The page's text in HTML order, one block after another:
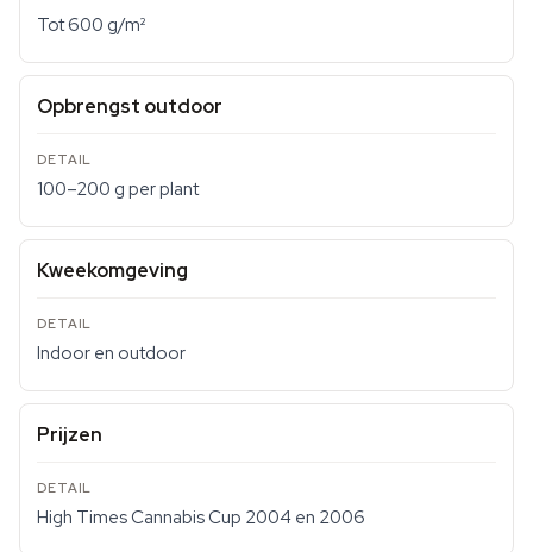
Tot 600 g/m²
Opbrengst outdoor
100–200 g per plant
Kweekomgeving
Indoor en outdoor
Prijzen
High Times Cannabis Cup 2004 en 2006